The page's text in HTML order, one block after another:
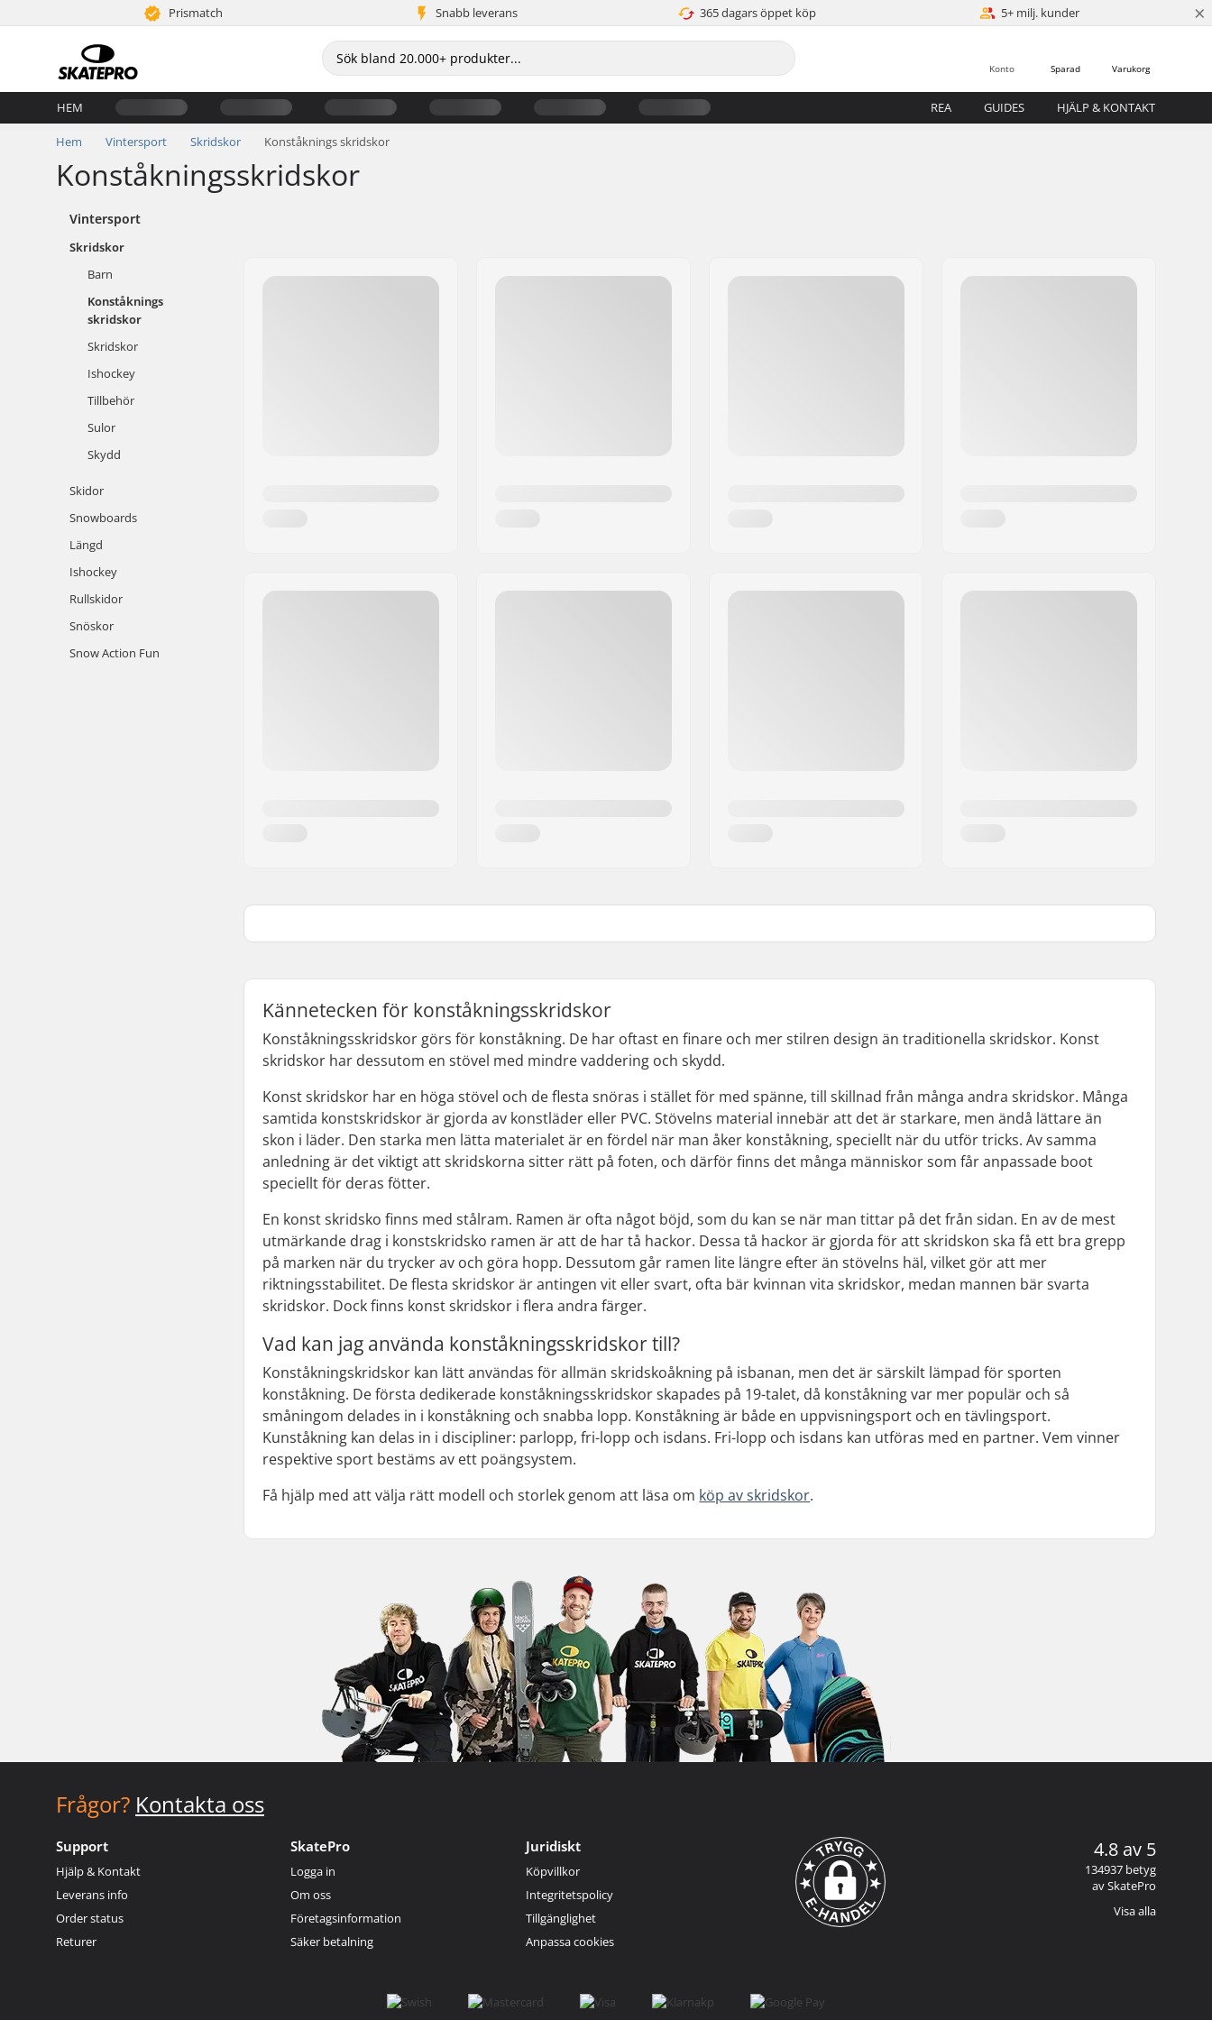
Prismatch Snabb leverans 365 dagars öppet köp 5+ milj. kunder ×
Varukorg
Sparad
Konto
HEM REA GUIDES HJÄLP & KONTAKT
Hem Vintersport Skridskor Konståknings skridskor
Konståkningsskridskor
Vintersport
Skridskor
Barn
Konståknings
skridskor
Skridskor
Ishockey
Tillbehör
Sulor
Skydd
Skidor
Snowboards
Längd
Ishockey
Rullskidor
Snöskor
Snow Action Fun
Kännetecken för konståkningsskridskor
Konståkningsskridskor görs för konståkning. De har oftast en finare och mer stilren design än traditionella skridskor. Konst
skridskor har dessutom en stövel med mindre vaddering och skydd.
Konst skridskor har en höga stövel och de flesta snöras i stället för med spänne, till skillnad från många andra skridskor. Många
samtida konstskridskor är gjorda av konstläder eller PVC. Stövelns material innebär att det är starkare, men ändå lättare än
skon i läder. Den starka men lätta materialet är en fördel när man åker konståkning, speciellt när du utför tricks. Av samma
anledning är det viktigt att skridskorna sitter rätt på foten, och därför finns det många människor som får anpassade boot
speciellt för deras fötter.
En konst skridsko finns med stålram. Ramen är ofta något böjd, som du kan se när man tittar på det från sidan. En av de mest
utmärkande drag i konstskridsko ramen är att de har tå hackor. Dessa tå hackor är gjorda för att skridskon ska få ett bra grepp
på marken när du trycker av och göra hopp. Dessutom går ramen lite längre efter än stövelns häl, vilket gör att mer
riktningsstabilitet. De flesta skridskor är antingen vit eller svart, ofta bär kvinnan vita skridskor, medan mannen bär svarta
skridskor. Dock finns konst skridskor i flera andra färger.
Vad kan jag använda konståkningsskridskor till?
Konståkningskridskor kan lätt användas för allmän skridskoåkning på isbanan, men det är särskilt lämpad för sporten
konståkning. De första dedikerade konståkningsskridskor skapades på 19-talet, då konståkning var mer populär och så
småningom delades in i konståkning och snabba lopp. Konståkning är både en uppvisningsport och en tävlingsport.
Kunståkning kan delas in i discipliner: parlopp, fri-lopp och isdans. Fri-lopp och isdans kan utföras med en partner. Vem vinner
respektive sport bestäms av ett poängsystem.
Få hjälp med att välja rätt modell och storlek genom att läsa om köp av skridskor.
Frågor? Kontakta oss
Support
Hjälp & Kontakt
Leverans info
Order status
Returer
SkatePro
Logga in
Om oss
Företagsinformation
Säker betalning
Juridiskt
Köpvillkor
Integritetspolicy
Tillgänglighet
Anpassa cookies
4.8 av 5
134937 betyg
av SkatePro
Visa alla